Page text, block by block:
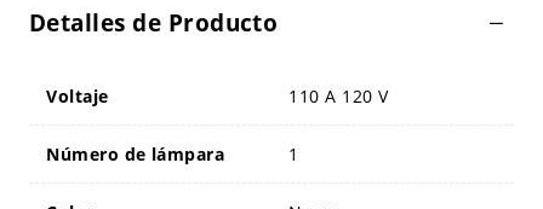
Detalles de Producto
Voltaje 110 A 120 V
Número de lámpara 1